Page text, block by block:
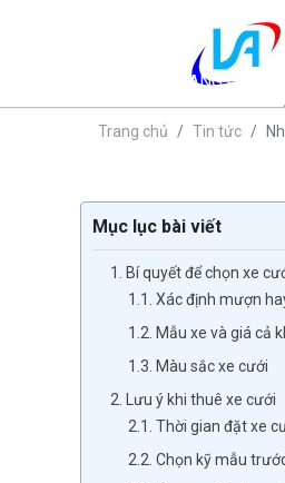
TRANG CHỦ
Trang chủ Tin tức
Mục lục bài viết
1. Bí quyết để chọn xe
1.1. Xác định mượn
1.2. Mẫu xe và giá cả
1.3. Màu sắc xe cưới
2. Lưu ý khi thuê xe cưới
2.1. Thời gian đặt xe
2.2. Chọn kỹ mẫu